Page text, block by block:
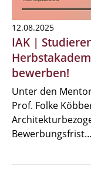
12.08.2025
IAK |
bewerben!
Unter den
Prof. Folke
Bewerbungsfrist…